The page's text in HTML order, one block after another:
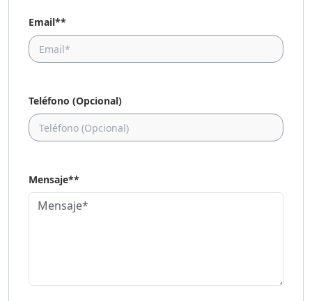
Email**
Teléfono (Opcional)
Mensaje**